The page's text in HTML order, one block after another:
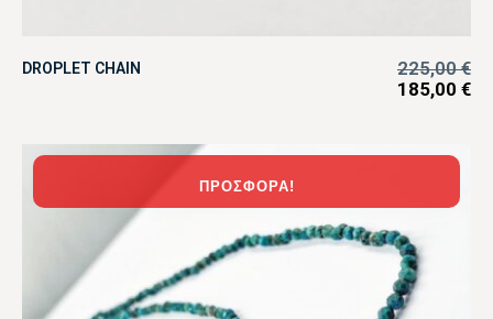
DROPLET CHAIN 225,00€
185,00 €
ΠΡΟΣΦΟΡΆ!